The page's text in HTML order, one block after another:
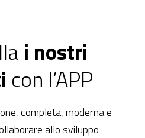
i nostri
con l’APP
completa, moderna e
allo sviluppo